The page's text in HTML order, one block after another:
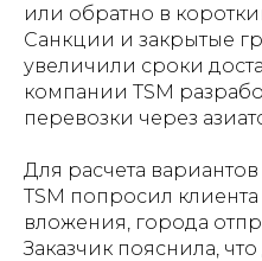
или обратно в
Санкции и закрытые
увеличили сроки
компании TSM
перевозки через
Для расчета
TSM попросил
вложения, города
Заказчик пояснила,